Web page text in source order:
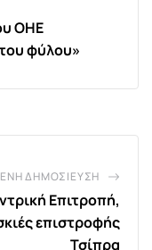
ΟΗΕ
φύλου»
ΔΗΜΟΣΊΕΥΣΗ
Επιτροπή,
επιστροφής
Τσίπρα